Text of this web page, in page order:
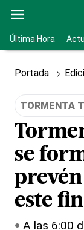
Última Hora
Portada
TORMENTA
se
este
A las 6:00